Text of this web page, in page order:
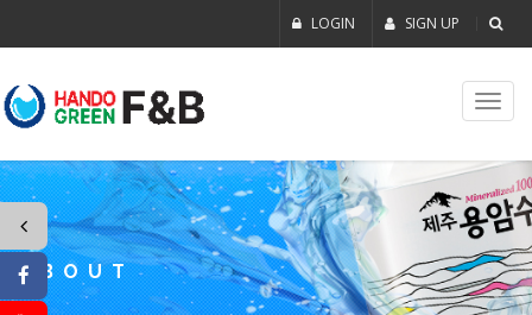
LOGIN SIGN UP
ABOUT